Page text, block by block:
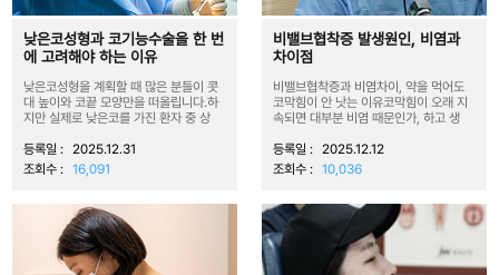
낮은코성형과 코기능수술을 한 번
에 고려해야 하는 이유
낮은코성형을 계획할 때 많은 분들이 콧
대 높이와 코끝 모양만을 떠올립니다.하
지만 실제로 낮은코를 가진 환자 중 상
등록일 :
2025.12.31
조회수 : 16,091
비밸브협착증 발생원인, 비염과
차이점
비밸브협착증과 비염차이, 약을 먹어도
코막힘이 안 낫는 이유코막힘이 오래 지
속되면 대부분 비염 때문인가, 하고 생
등록일 :
2025.12.12
조회수 : 10,036